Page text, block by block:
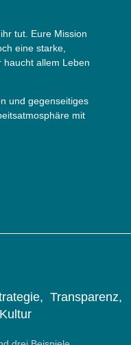
tut. Eure Mission
eine starke,
haucht allem Leben
und gegenseitiges
mit
Transparenz,